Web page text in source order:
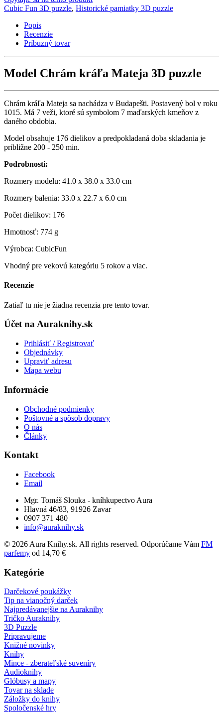
Cubic Fun 3D puzzle, Historické pamiatky 3D puzzle
Popis
Recenzie
Príbuzný tovar
Model Chrám kráľa Mateja 3D puzzle
Chrám kráľa Mateja sa nachádza v Budapešti. Postavený bol v roku
1015. Má 7 veži, ktoré sú symbolom 7 maďarských kmeňov z
daného obdobia.
Model obsahuje 176 dielikov a predpokladaná doba skladania je
približne 200 - 250 min.
Podrobnosti:
Rozmery modelu: 41.0 x 38.0 x 33.0 cm
Rozmery balenia: 33.0 x 22.7 x 6.0 cm
Počet dielikov: 176
Hmotnosť: 774 g
Výrobca: CubicFun
Vhodný pre vekovú kategóriu 5 rokov a viac.
Recenzie
Zatiaľ tu nie je žiadna recenzia pre tento tovar.
Účet na Auraknihy.sk
Prihlásiť / Registrovať
Objednávky
Upraviť adresu
Mapa webu
Informácie
Obchodné podmienky
Poštovné a spôsob dopravy
O nás
Články
Kontakt
Facebook
Email
Mgr. Tomáš Slouka - kníhkupectvo Aura
Hlavná 46/83, 91926 Zavar
0907 371 480
info@auraknihy.sk
© 2026 Aura Knihy.sk. All rights reserved. Odporúčame Vám FM
parfemy od 14,70 €
Kategórie
Darčekové poukážky
Tip na vianočný darček
Najpredávanejšie na Auraknihy
Tričko Auraknihy
3D Puzzle
Pripravujeme
Knižné novinky
Knihy
Mince - zberateľské suveníry
Audioknihy
Glóbusy a mapy
Tovar na sklade
Záložky do knihy
Spoločenské hry